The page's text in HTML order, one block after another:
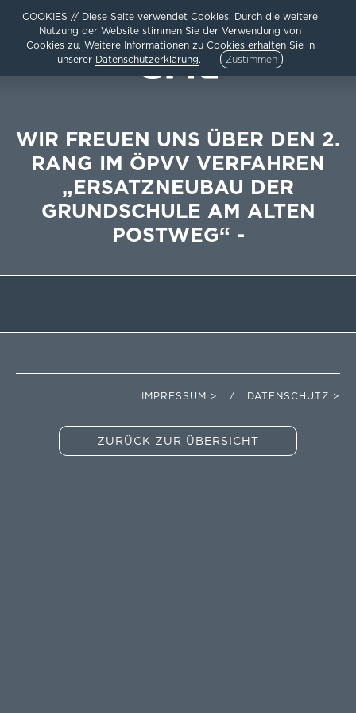
COOKIES // Diese Seite verwendet Cookies. Durch die weitere
Nutzung der Website stimmen Sie der Verwendung von
Cookies zu. Weitere Informationen zu Cookies erhalten Sie in
unserer Datenschutzerklärung. Zustimmen
HOME
AKTUELLES
ARCHITEKTUR
UNTERNEHMEN
KONTAKT /
SITEMAP
WIR FREUEN UNS ÜBER DEN 2.
RANG IM ÖPVV VERFAHREN
„ERSATZNEUBAU DER
GRUNDSCHULE AM ALTEN
POSTWEG“ -
IMPRESSUM > / DATENSCHUTZ >
ZURÜCK ZUR ÜBERSICHT